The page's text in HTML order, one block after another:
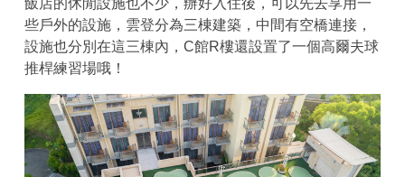
些戶外的設施，雲登分為三棟建築，中間有空橋連接，
設施也分別在這三棟內，C館R樓還設置了一個高爾夫球
推桿練習場哦！